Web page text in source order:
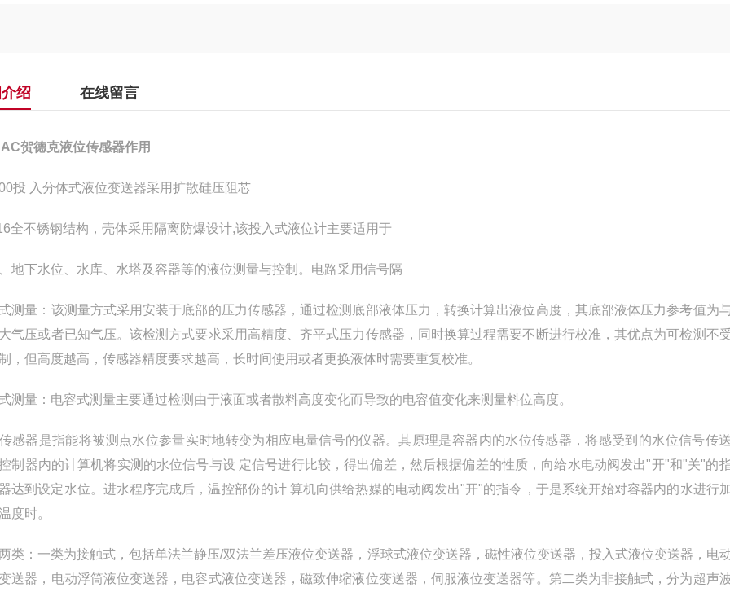
绍 在线留言
贺德克液位传感器作用
投 入分体式液位变送器采用扩散硅压阻芯
全不锈钢结构，壳体采用隔离防爆设计,该投入式液位计主要适用于
地下水位、水库、水塔及容器等的液位测量与控制。电路采用信号隔
测量：该测量方式采用安装于底部的压力传感器，通过检测底部液体压力，转换计算出液位高度，其底部液体压力参考值为
气压或者已知气压。该检测方式要求采用高精度、齐平式压力传感器，同时换算过程需要不断进行校准，其优点为可检测不
，但高度越高，传感器精度要求越高，长时间使用或者更换液体时需要重复校准。
测量：电容式测量主要通过检测由于液面或者散料高度变化而导致的电容值变化来测量料位高度。
感器是指能将被测点水位参量实时地转变为相应电量信号的仪器。其原理是容器内的水位传感器，将感受到的水位信号传
制器内的计算机将实测的水位信号与设 定信号进行比较，得出偏差，然后根据偏差的性质，向给水电动阀发出"开"和"关"的
达到设定水位。进水程序完成后，温控部份的计 算机向供给热媒的电动阀发出"开"的指令，于是系统开始对容器内的水进行
度时。
类：一类为接触式，包括单法兰静压/双法兰差压液位变送器，浮球式液位变送器，磁性液位变送器，投入式液位变送器，电
送器，电动浮筒液位变送器，电容式液位变送器，磁致伸缩液位变送器，伺服液位变送器等。第二类为非接触式，分为超声